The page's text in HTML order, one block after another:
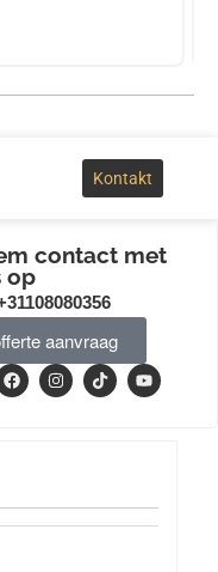
Kontakt
contact met
op
aanvraag